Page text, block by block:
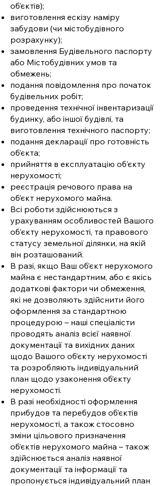
об’єктів);
виготовлення ескізу наміру
забудови (чи містобудівного
розрахунку);
замовлення Будівельного паспорту
або Містобудівних умов та
обмежень;
подання повідомлення про початок
будівельних робіт;
проведення технічної інвентаризації
будинку, або іншої будівлі, та
виготовлення технічного паспорту;
подання декларації про готовність
об’єкта;
прийняття в експлуатацію об'єкту
нерухомості;
реєстрація речового права на
об’єкт нерухомого майна.
Всі роботи здійснюються з
урахуванням особливостей Вашого
об'єкту нерухомості, та правового
статусу земельної ділянки, на якій
він розташований.
В разі, якщо Ваш об’єкт нерухомого
майна є нестандартним, або є якісь
додаткові фактори чи обмеження,
які не дозволяють здійснити його
оформлення за стандартною
процедурою – наші спеціалісти
проводять аналіз всієї наявної
документації та вихідних даних
щодо Вашого об’єкту нерухомості
та розробляють індивідуальний
план щодо узаконення об’єкту
нерухомості.
В разі необхідності оформлення
прибудов та перебудов об’єктів
нерухомості, а також стосовно
зміни цільового призначення
об’єктів нерухомого майна – також
здійснюється аналіз наявної
документації та інформації та
пропонується індивідуальний план